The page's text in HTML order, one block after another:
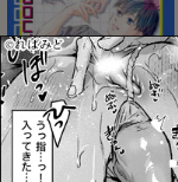
Crazy about you
お気に入り